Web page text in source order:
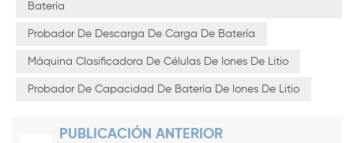
Batería
Probador De Descarga De Carga De Batería
Máquina Clasificadora De Células De Iones De Litio
Probador De Capacidad De Batería De Iones De Litio
PUBLICACIÓN ANTERIOR